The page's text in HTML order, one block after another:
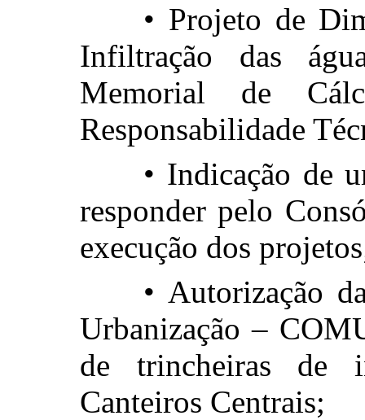
• Projeto de
Infiltração das
Memorial de
Responsabilidade
• Indicação de
responder pelo
execução dos
• Autorização
Urbanização –
de trincheiras de
Canteiros Centrais;